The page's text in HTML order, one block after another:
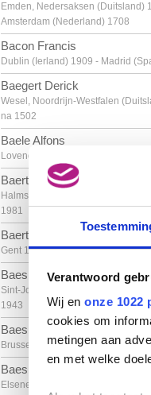
Verantwoord
Wij en onze 1022
cookies om
metingen aan
en met welke
Emden, Nedersaksen (Duitsland)
Amsterdam (Nederland) 1708
Bacon Francis
Dublin (Ierland) 1909 - Madrid
Baegert Derick
Wesel, Noordrijn-Westfalen
na 1502
Baele Alfons
Lovendegem 1904 - Gent 1980
Baertling Olle
Halmstad (Zweden) 1911 -
1981
Baertsoen Albert
Gent 1866 - 1922
Baes Firmin
Sint-Joost-ten-Node / Brussel 1874
1943
Baes Henri
Brussel 1850 -1920
Baes Rachel
Elsene / Brussel 1912 - Brugge